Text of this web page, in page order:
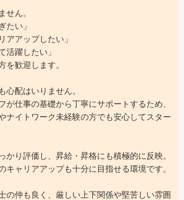
せん。
たい」
アアップしたい」
活躍したい」
を歓迎します。
心配はいりません。
が仕事の基礎から丁寧にサポートするため、
ナイトワーク未経験の方でも安心してスター
かり評価し、昇給・昇格にも積極的に反映。
キャリアアップも十分に目指せる環境です。
の仲も良く、厳しい上下関係や堅苦しい雰囲